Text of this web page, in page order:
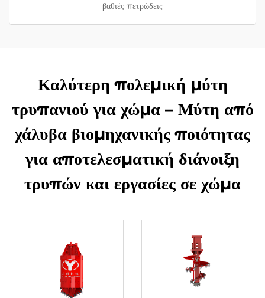
βαθιές πετρώδεις
Καλύτερη πολεμική μύτη
τρυπανιού για χώμα – Μύτη από
χάλυβα βιομηχανικής ποιότητας
για αποτελεσματική διάνοιξη
τρυπών και εργασίες σε χώμα